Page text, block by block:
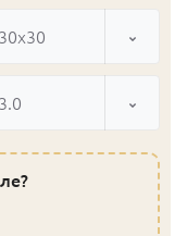
30x30
3.0